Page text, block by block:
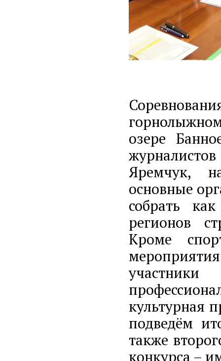
озере
Яремчук,
основные
собрать
регионов
Кроме
культурная
подведём
также
конкурса –